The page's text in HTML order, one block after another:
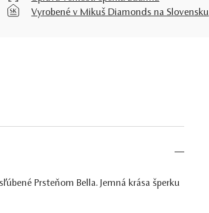
Vyrobené v Mikuš Diamonds na Slovensku
Prsteňom Bella. Jemná krása šperku